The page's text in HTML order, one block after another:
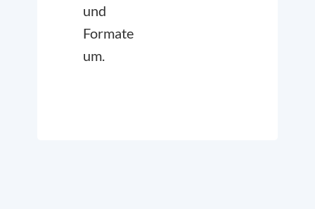
und
Formate
um.